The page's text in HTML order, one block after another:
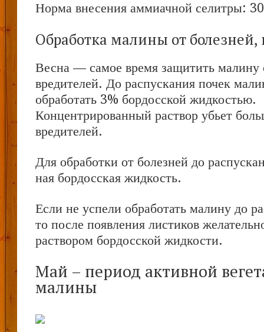
Норма внесения аммиачной селитры:
Обработка малины от болезней,
Весна — самое время защитить малину
вредителей. До распускания почек
обработать 3% бордосской жидкостью.
Концентрированный раствор убьет
вредителей.
Для обработки от болезней до
ная бордосская жидкость.
Если не успели обработать малину до
то после появления листиков
раствором бордосской жидкости.
Май – период активной
малины